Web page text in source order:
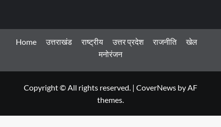
Home उत्तराखंड राष्ट्रीय उत्तर प्रदेश राजनीति
खेल
मनोरंजन
Copyright © All rights reserved. | CoverNews by AF
themes.